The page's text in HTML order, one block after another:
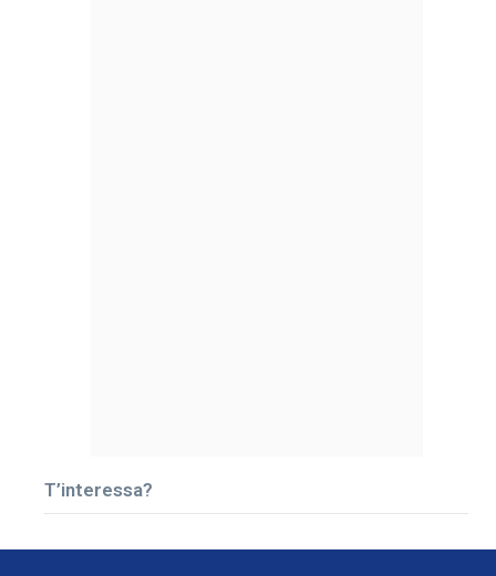
T’interessa?